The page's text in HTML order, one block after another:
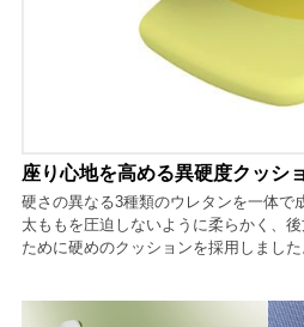
座り心地を高める異硬度クッシ
硬さの異なる3種類のウレタンを一体で
太ももを圧迫しないように柔らかく、
ために硬めのクッションを採用しました